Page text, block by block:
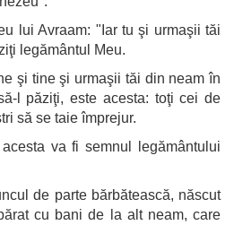
lui Avraam: "Iar tu şi urmaşii tăi
legământul Meu.
şi tine şi urmaşii tăi din neam în
l păziţi, este acesta: toţi cei de
să se taie împrejur.
va fi semnul legământului
de parte bărbătească, născut
cu bani de la alt neam, care